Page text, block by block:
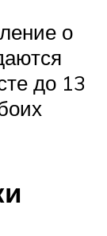
о
до 13